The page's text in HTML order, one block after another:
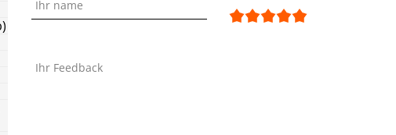
Ihr name
Ihr Feedback